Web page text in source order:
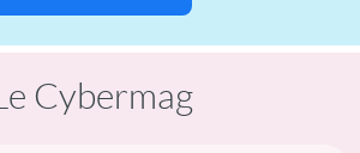
Cybermag